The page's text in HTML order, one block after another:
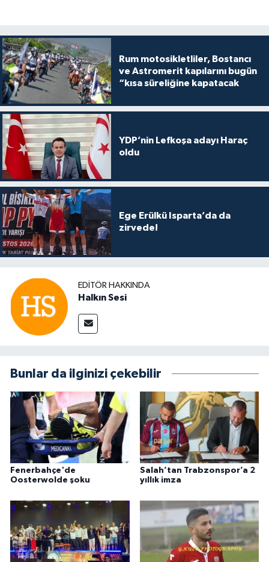
Rum motosikletliler, Bostancı
ve Astromerit kapılarını bugün
“kısa süreliğine kapatacak
YDP’nin Lefkoşa adayı Haraç
oldu
Ege Erülkü Isparta’da da
zirvede!
EDITÖR HAKKINDA
Halkın Sesi
Bunlar da ilginizi çekebilir
Fenerbahçe'de
Oosterwolde şoku
Salah’tan Trabzonspor’a 2
yıllık imza